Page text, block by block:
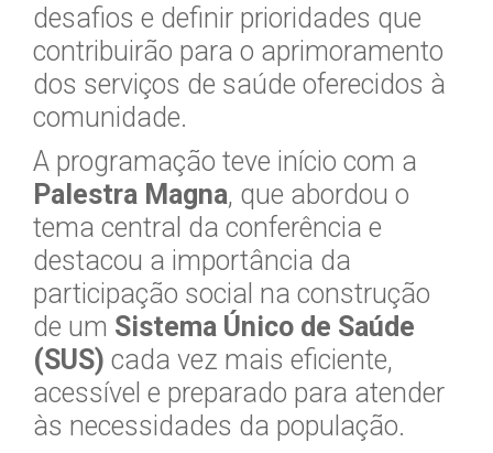
desafios e definir prioridades que
contribuirão para o aprimoramento
dos serviços de saúde oferecidos à
comunidade.
A programação teve início com a
Palestra Magna, que abordou o
tema central da conferência e
destacou a importância da
participação social na construção
de um Sistema Único de Saúde
(SUS) cada vez mais eficiente,
acessível e preparado para atender
às necessidades da população.